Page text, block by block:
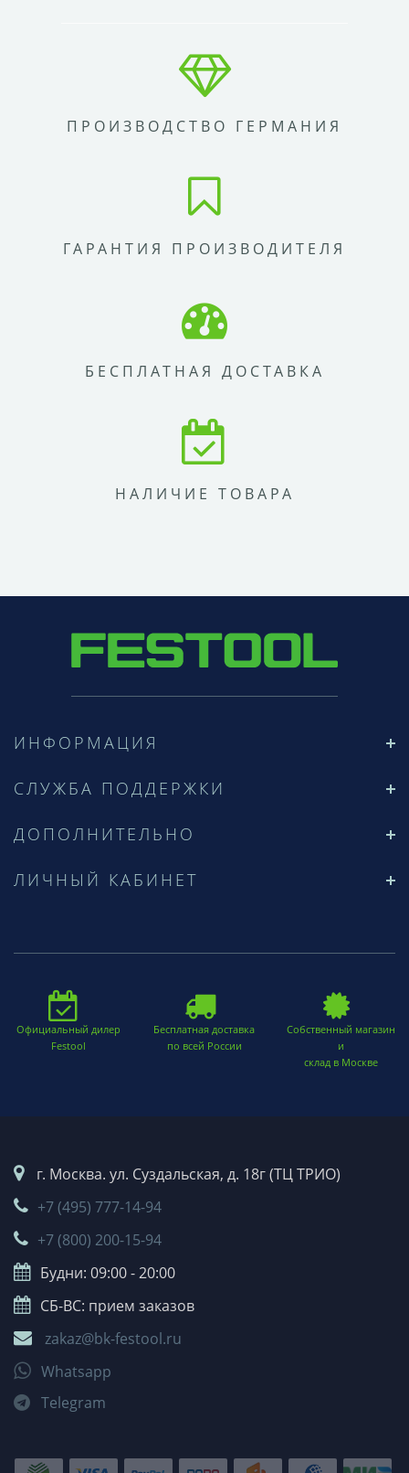
ПРОИЗВОДСТВО ГЕРМАНИЯ
ГАРАНТИЯ ПРОИЗВОДИТЕЛЯ
БЕСПЛАТНАЯ ДОСТАВКА
НАЛИЧИЕ ТОВАРА
ИНФОРМАЦИЯ
СЛУЖБА ПОДДЕРЖКИ
ДОПОЛНИТЕЛЬНО
ЛИЧНЫЙ КАБИНЕТ
Официальный дилер
Festool
Бесплатная доставка
по всей России
Собственный магазин
и
склад в Москве
г. Москва. ул. Суздальская, д. 18г (ТЦ ТРИО)
+7 (495) 777-14-94
+7 (800) 200-15-94
Будни: 09:00 - 20:00
СБ-ВС: прием заказов
zakaz@bk-festool.ru
Whatsapp
Telegram